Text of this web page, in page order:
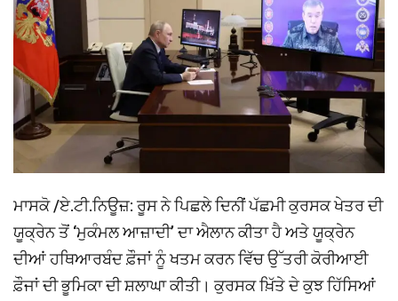
ਮਾਸਕੋ /ਏ.ਟੀ.ਨਿਊਜ਼: ਰੂਸ ਨੇ ਪਿਛਲੇ ਦਿਨੀਂ ਪੱਛਮੀ ਕੁਰਸਕ ਖੇਤਰ ਦੀ
ਯੂਕ੍ਰੇਨ ਤੋਂ ‘ਮੁਕੰਮਲ ਆਜ਼ਾਦੀ’ ਦਾ ਐਲਾਨ ਕੀਤਾ ਹੈ ਅਤੇ ਯੂਕ੍ਰੇਨ
ਦੀਆਂ ਹਥਿਆਰਬੰਦ ਫ਼ੌਜਾਂ ਨੂੰ ਖਤਮ ਕਰਨ ਵਿੱਚ ਉੱਤਰੀ ਕੋਰੀਆਈ
ਫ਼ੌਜਾਂ ਦੀ ਭੂਮਿਕਾ ਦੀ ਸ਼ਲਾਘਾ ਕੀਤੀ। ਕੁਰਸਕ ਖ਼ਿੱਤੇ ਦੇ ਕੁਝ ਹਿੱਸਿਆਂ